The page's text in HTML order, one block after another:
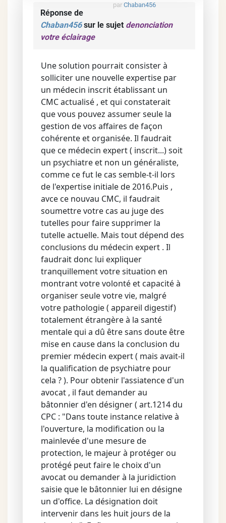
par Chaban456
Réponse de
Chaban456sur le sujet denonciation
votre éclairage
Une solution pourrait consister à
solliciter une nouvelle expertise par
un médecin inscrit établissant un
CMC actualisé , et qui constaterait
que vous pouvez assumer seule la
gestion de vos affaires de façon
cohérente et organisée. Il faudrait
que ce médecin expert ( inscrit...) soit
un psychiatre et non un généraliste,
comme ce fut le cas semble-t-il lors
de l'expertise initiale de 2016.Puis ,
avce ce nouvau CMC, il faudrait
soumettre votre cas au juge des
tutelles pour faire supprimer la
tutelle actuelle. Mais tout dépend des
conclusions du médecin expert . Il
faudrait donc lui expliquer
tranquillement votre situation en
montrant votre volonté et capacité à
organiser seule votre vie, malgré
votre pathologie ( appareil digestif)
totalement étrangère à la santé
mentale qui a dû être sans doute être
mise en cause dans la conclusion du
premier médecin expert ( mais avait-il
la qualification de psychiatre pour
cela ? ). Pour obtenir l'assiatence d'un
avocat , il faut demander au
bâtonnier d'en désigner ( art.1214 du
CPC : "Dans toute instance relative à
l'ouverture, la modification ou la
mainlevée d'une mesure de
protection, le majeur à protéger ou
protégé peut faire le choix d'un
avocat ou demander à la juridiction
saisie que le bâtonnier lui en désigne
un d'office. La désignation doit
intervenir dans les huit jours de la